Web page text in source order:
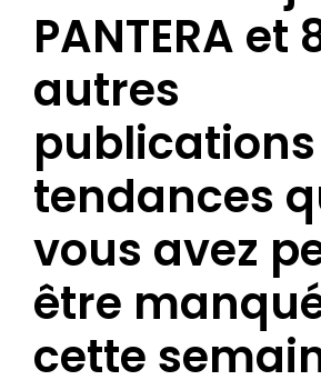
PANTERA et
autres
publications
tendances
vous avez
être
cette